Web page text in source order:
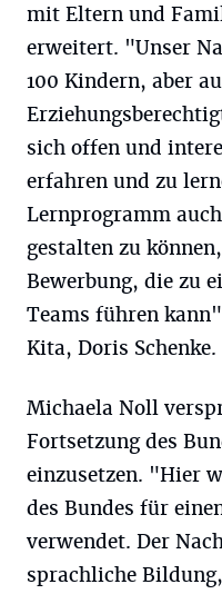
mit Eltern und
erweitert. "Unser
100 Kindern, aber
sich offen und
erfahren und zu
Lernprogramm
gestalten zu
Bewerbung, die zu
Teams führen
Kita, Doris Schenke.
Michaela Noll
Fortsetzung des
einzusetzen. "Hier
des Bundes für
verwendet. Der
sprachliche